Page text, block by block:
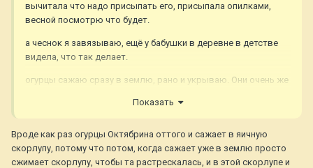
вычитала что надо присыпать его, присыпала опилками,
весной посмотрю что будет.
а чеснок я завязываю, ещё у бабушки в деревне в детстве
видела, что так делает.
огурцы сажаю сразу в землю, рано и укрываю. Они очень же
Показать
Вроде как раз огурцы Октябрина оттого и сажает в яичную
скорлупу, потому что потом, когда сажает уже в землю просто
сжимает скорлупу, чтобы та растрескалась, и в этой скорлупе и